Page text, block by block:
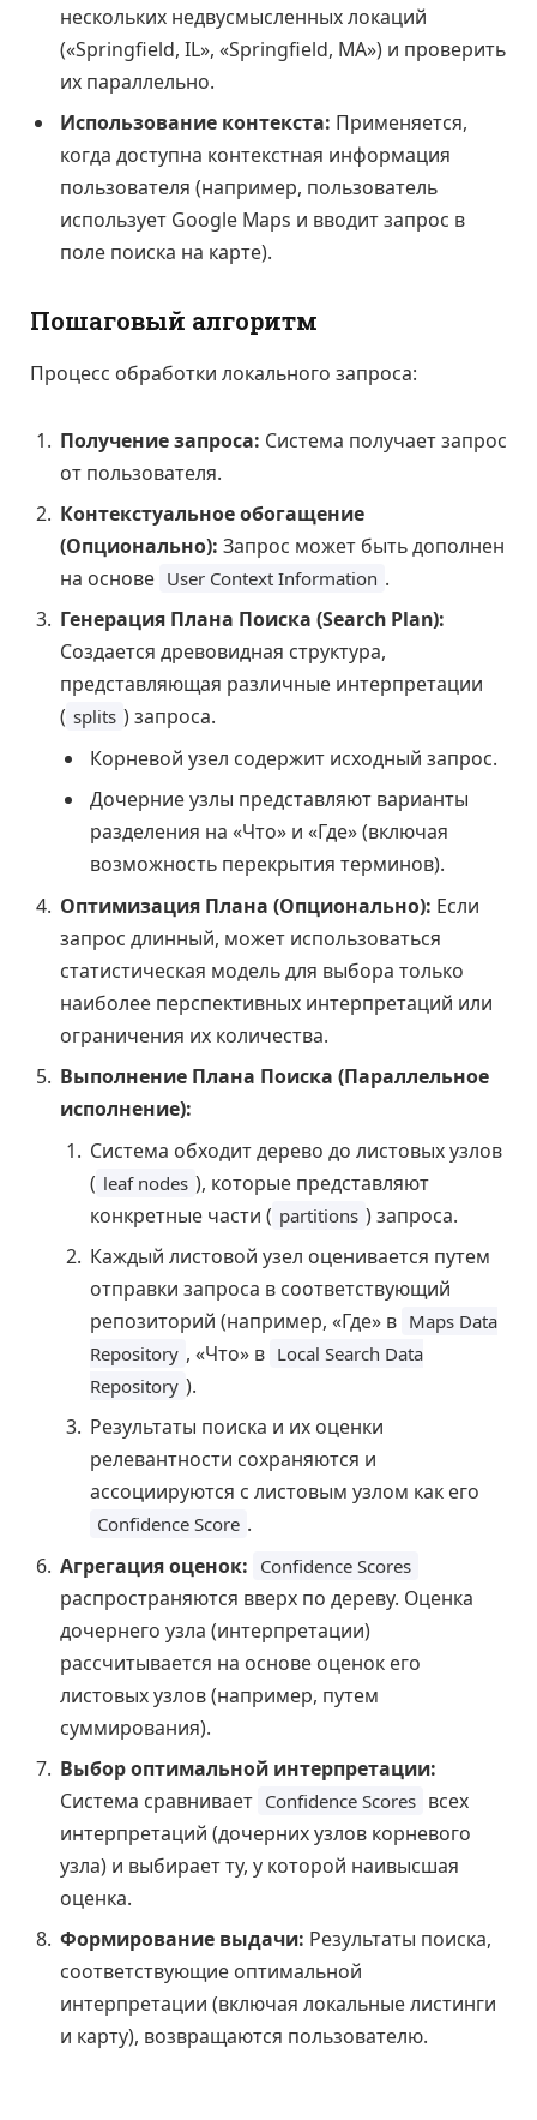
нескольких недвусмысленных локаций
(«Springfield, IL», «Springfield, MA») и проверить
их параллельно.
Использование контекста: Применяется,
когда доступна контекстная информация
пользователя (например, пользователь
использует Google Maps и вводит запрос в
поле поиска на карте).
Пошаговый алгоритм
Процесс обработки локального запроса:
Получение запроса: Система получает запрос
от пользователя.
Контекстуальное обогащение
(Опционально): Запрос может быть дополнен
на основе User Context Information .
Генерация Плана Поиска (Search Plan):
Создается древовидная структура,
представляющая различные интерпретации
( splits ) запроса.
Корневой узел содержит исходный запрос.
Дочерние узлы представляют варианты
разделения на «Что» и «Где» (включая
возможность перекрытия терминов).
Оптимизация Плана (Опционально): Если
запрос длинный, может использоваться
статистическая модель для выбора только
наиболее перспективных интерпретаций или
ограничения их количества.
Выполнение Плана Поиска (Параллельное
исполнение):
Система обходит дерево до листовых узлов
( leaf nodes ), которые представляют
конкретные части ( partitions ) запроса.
Каждый листовой узел оценивается путем
отправки запроса в соответствующий
репозиторий (например, «Где» в Maps Data
Repository , «Что» в Local Search Data
Repository ).
Результаты поиска и их оценки
релевантности сохраняются и
ассоциируются с листовым узлом как его
Confidence Score .
Агрегация оценок: Confidence Scores
распространяются вверх по дереву. Оценка
дочернего узла (интерпретации)
рассчитывается на основе оценок его
листовых узлов (например, путем
суммирования).
Выбор оптимальной интерпретации:
Система сравнивает Confidence Scores всех
интерпретаций (дочерних узлов корневого
узла) и выбирает ту, у которой наивысшая
оценка.
Формирование выдачи: Результаты поиска,
соответствующие оптимальной
интерпретации (включая локальные листинги
и карту), возвращаются пользователю.